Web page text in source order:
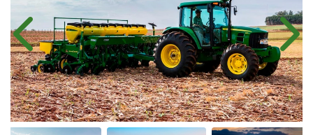
Anterior